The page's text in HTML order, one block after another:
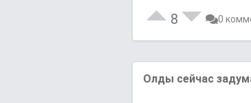
8 0
Олды сейчас